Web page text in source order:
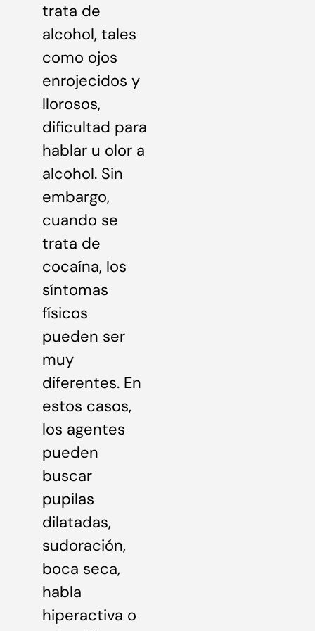
trata de
alcohol, tales
como ojos
enrojecidos y
llorosos,
dificultad para
hablar u olor a
alcohol. Sin
embargo,
cuando se
trata de
cocaína, los
síntomas
físicos
pueden ser
muy
diferentes. En
estos casos,
los agentes
pueden
buscar
pupilas
dilatadas,
sudoración,
boca seca,
habla
hiperactiva o